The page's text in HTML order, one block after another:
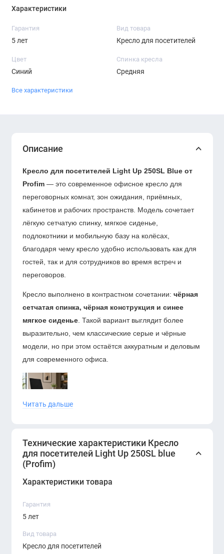
Характеристики
Гарантия
5 лет
Вид товара
Кресло для посетителей
Цвет
Синий
Спинка кресла
Средняя
Все характеристики
Описание
Кресло для посетителей Light Up 250SL Blue от
Profim — это современное офисное кресло для
переговорных комнат, зон ожидания, приёмных,
кабинетов и рабочих пространств. Модель сочетает
лёгкую сетчатую спинку, мягкое сиденье,
подлокотники и мобильную базу на колёсах,
благодаря чему кресло удобно использовать как для
гостей, так и для сотрудников во время встреч и
переговоров.
Кресло выполнено в контрастном сочетании: чёрная
сетчатая спинка, чёрная конструкция и синее
мягкое сиденье. Такой вариант выглядит более
выразительно, чем классические серые и чёрные
модели, но при этом остаётся аккуратным и деловым
для современного офиса.
современное кресло для офисных пространств, где
важны комфорт, мобильность и аккуратный
визуальный акцент. Синее сиденье делает модель
выразительной, а чёрная сетчатая спинка и база
ERGO.
Читать дальше
Технические характеристики Кресло
для посетителей Light Up 250SL blue
(Profim)
Характеристики товара
Гарантия
5 лет
Вид товара
Кресло для посетителей